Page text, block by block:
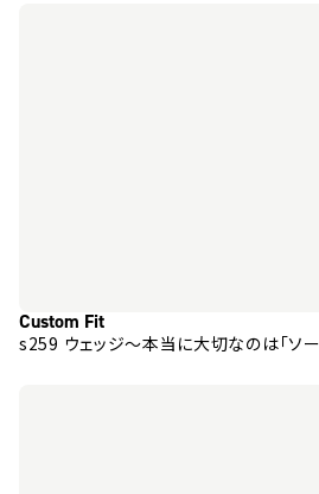
Custom Fit
s259 ウェッジ～本当に大切なのは「ソ